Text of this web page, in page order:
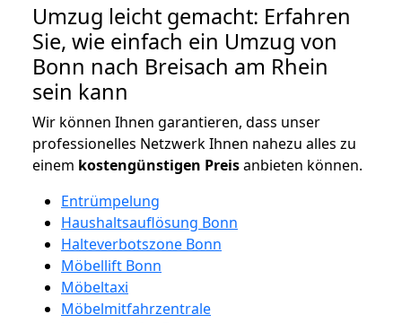
Umzug leicht gemacht: Erfahren
Sie, wie einfach ein Umzug von
Bonn nach Breisach am Rhein
sein kann
Wir können Ihnen garantieren, dass unser
professionelles Netzwerk Ihnen nahezu alles zu
einem kostengünstigen Preisanbieten können.
Entrümpelung
Haushaltsauflösung Bonn
Halteverbotszone Bonn
Möbellift Bonn
Möbeltaxi
Möbelmitfahrzentrale